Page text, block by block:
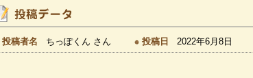
投稿者名 ちっぽくん さん 投稿日 2022年6月8日